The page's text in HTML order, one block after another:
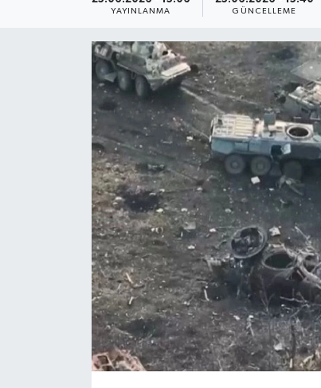
YAYINLANMA GÜNCELLEME
Bi̇li̇m & Teknoloji̇